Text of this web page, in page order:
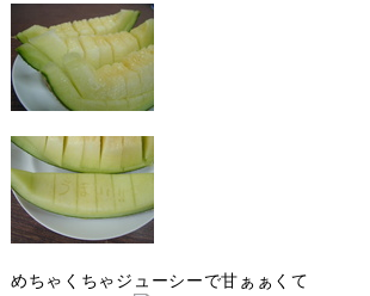
めちゃくちゃジューシーで甘ぁぁくて